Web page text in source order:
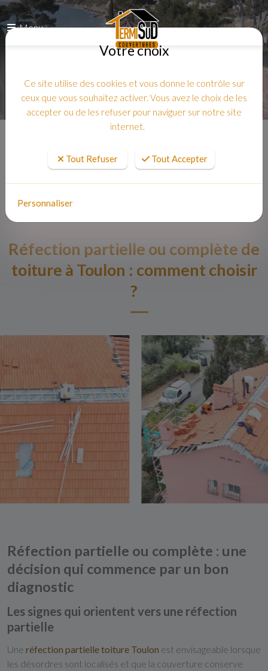
Menu
Réfection partielle ou complète de
toiture à Toulon : comment choisir
?
Réfection partielle ou complète : une
décision qui commence par un bon
diagnostic
Les signes qui orientent vers une réfection
partielle
Une réfection partielle toiture Toulon est envisageable lorsque
les désordres sont localisés et que la couverture conserve
Votre choix
Ce site utilise des cookies et vous donne le contrôle sur
ceux que vous souhaitez activer. Vous avez le choix de les
accepter ou de les refuser pour naviguer sur notre site
internet.
Tout Refuser Tout Accepter
Personnaliser